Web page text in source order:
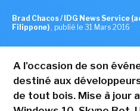
Brad Chacos / IDG News Service
Filippone) , publié le 31 Mars 2016
A l'occasion de son
destiné aux
de tout bois. Mise à jour